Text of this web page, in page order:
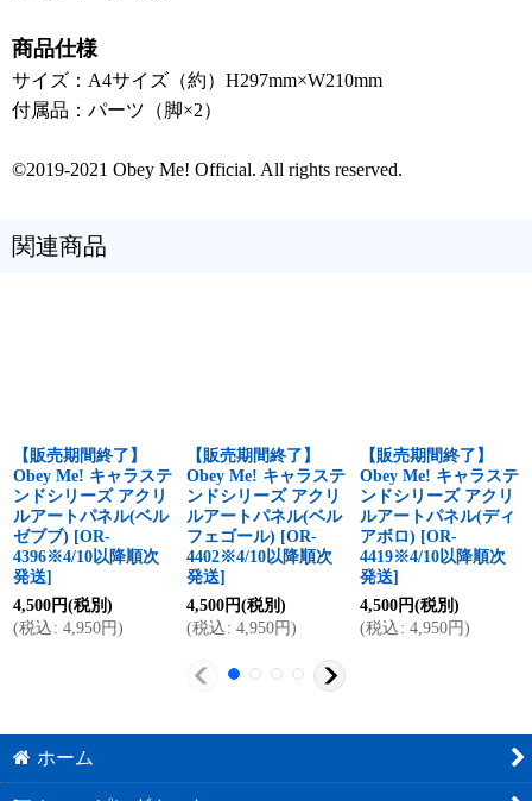
商品仕様
サイズ：A4サイズ（約）H297mm×W210mm
付属品：パーツ（脚×2）
©2019-2021 Obey Me! Official. All rights reserved.
関連商品
【販売期間終了】
Obey Me! キャラステ
ンドシリーズ アクリ
ルアートパネル(ベル
ゼブブ) [OR-
4396※4/10以降順次
発送]
4,500 円(税別)
(税込 : 4,950円)
【販売期間終了】
Obey Me! キャラステ
ンドシリーズ アクリ
ルアートパネル(ベル
フェゴール) [OR-
4402※4/10以降順次
発送]
4,500 円(税別)
(税込 : 4,950円)
【販売期間終了】
Obey Me! キャラステ
ンドシリーズ アクリ
ルアートパネル(ディ
アボロ) [OR-
4419※4/10以降順次
発送]
4,500 円(税別)
(税込 : 4,950円)
ホーム